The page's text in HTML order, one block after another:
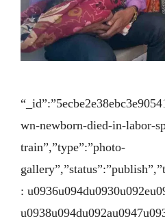
wn-newborn-died-in-labor-
train”,”type”:”photo-
: